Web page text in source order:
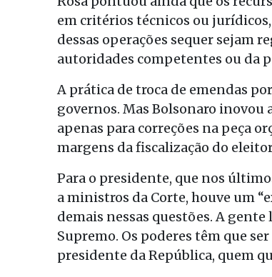
em critérios técnicos ou
dessas operações sequer sejam
autoridades competentes ou da
A prática de troca de emendas
governos. Mas Bolsonaro
apenas para correções na peça
margens da fiscalização do
Para o presidente, que nos
a ministros da Corte, houve um
demais nessas questões. A
Supremo. Os poderes têm que
presidente da República, quem